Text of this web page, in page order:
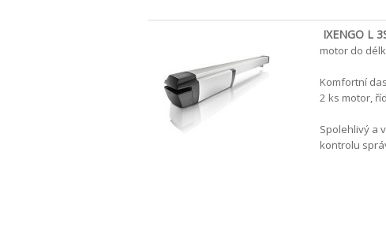
IXENGO L
motor do
Komfortní
2 ks motor,
Spolehlivý a
kontrolu